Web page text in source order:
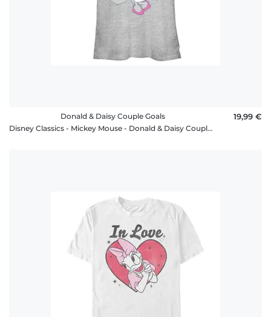
Donald & Daisy Couple Goals
Disney Classics - Mickey Mouse - Donald & Daisy Couple Goals - Femme T-shirt
19,99 €